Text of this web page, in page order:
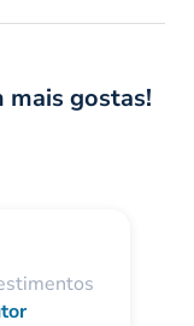
gostas!